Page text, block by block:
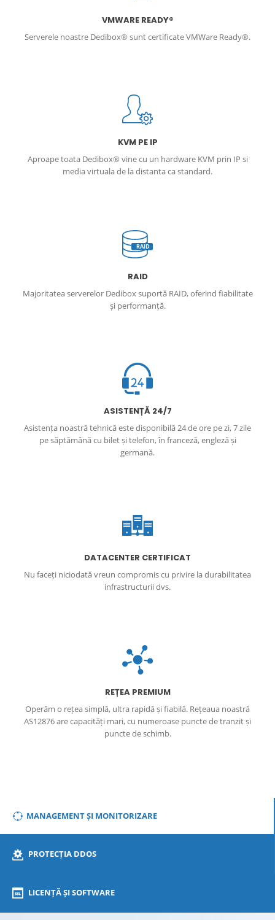
VMWARE READY®
Serverele noastre Dedibox® sunt certificate VMWare Ready®.
KVM PE IP
Aproape toata Dedibox® vine cu un hardware KVM prin IP si
media virtuala de la distanta ca standard.
RAID
RAID
Majoritatea serverelor Dedibox suportă RAID, oferind fiabilitate
și performanță.
ASISTENȚĂ 24/7
Asistența noastră tehnică este disponibilă 24 de ore pe zi, 7 zile
pe săptămână cu bilet și telefon, în franceză, engleză și
germană.
DATACENTER CERTIFICAT
Nu faceți niciodată vreun compromis cu privire la durabilitatea
infrastructurii dvs.
REȚEA PREMIUM
Operăm o rețea simplă, ultra rapidă și fiabilă. Rețeaua noastră
AS12876 are capacități mari, cu numeroase puncte de tranzit și
puncte de schimb.
MANAGEMENT ȘI MONITORIZARE
PROTECȚIA DDOS
LICENȚĂ ȘI SOFTWARE